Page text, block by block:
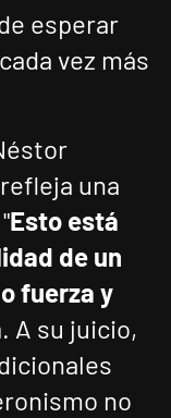
esperar
vez más
una
Esto está
de un
fuerza y
. A su juicio,
no